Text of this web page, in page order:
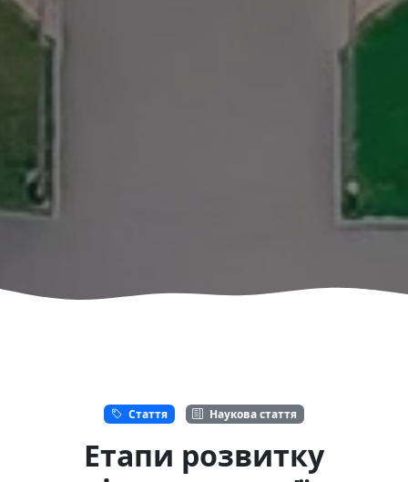
Стаття Наукова стаття
Етапи розвитку